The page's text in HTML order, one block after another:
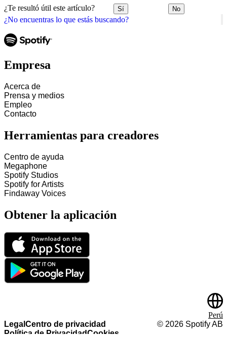
¿No encuentras lo que estás buscando?
¿Te resultó útil este artículo? Sí No
Empresa
Acerca de
Prensa y medios
Empleo
Contacto
Herramientas para creadores
Centro de ayuda
Megaphone
Spotify Studios
Spotify for Artists
Findaway Voices
Obtener la aplicación
Legal Centro de privacidad
Política de PrivacidadCookies
© 2026 Spotify AB
Perú